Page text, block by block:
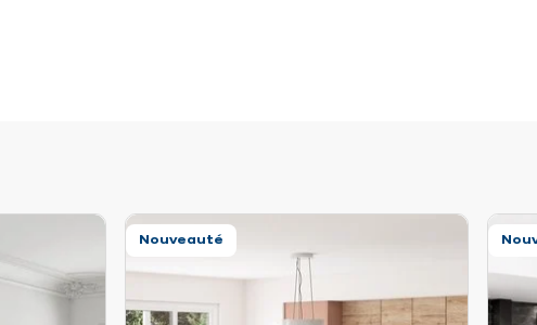
Nouveauté